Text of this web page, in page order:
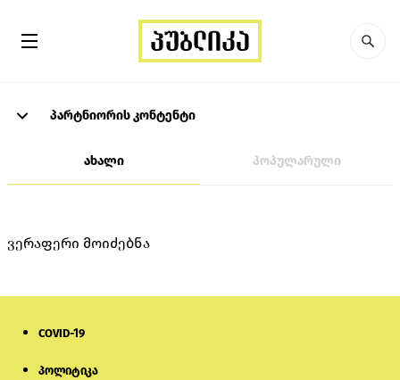
პარტნიორის კონტენტი
ახალი პოპულარული
ვერაფერი მოიძებნა
COVID-19
პოლიტიკა